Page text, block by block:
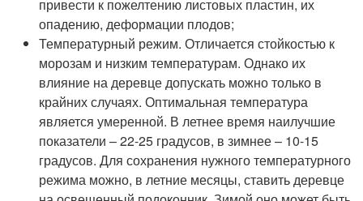
привести к пожелтению листовых пластин, их
опадению, деформации плодов;
Температурный режим. Отличается стойкостью к
морозам и низким температурам. Однако их
влияние на деревце допускать можно только в
крайних случаях. Оптимальная температура
является умеренной. В летнее время наилучшие
показатели – 22-25 градусов, в зимнее – 10-15
градусов. Для сохранения нужного температурного
режима можно, в летние месяцы, ставить деревце